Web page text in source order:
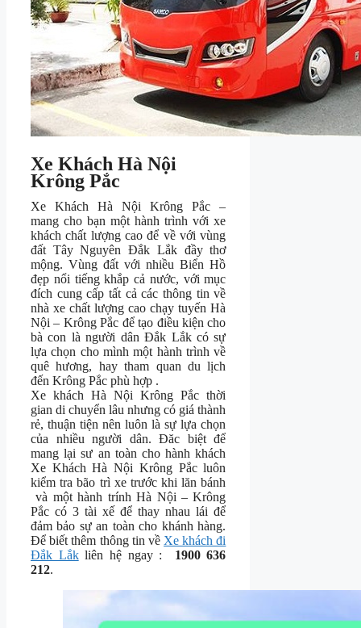
Xe Khách Hà Nội
Krông Pắc
Xe Khách Hà Nội Krông Pắc –
mang cho bạn một hành trình với xe
khách chất lượng cao để về với vùng
đất Tây Nguyên Đắk Lắk đầy thơ
mộng. Vùng đất với nhiều Biển Hồ
đẹp nổi tiếng khắp cả nước, với mục
đích cung cấp tất cả các thông tin về
nhà xe chất lượng cao chạy tuyến Hà
Nội – Krông Pắc để tạo điều kiện cho
bà con là người dân Đắk Lắk có sự
lựa chọn cho mình một hành trình về
quê hương, hay tham quan du lịch
đến Krông Pắc phù hợp .
Xe khách Hà Nội Krông Pắc thời
gian di chuyển lâu nhưng có giá thành
rẻ, thuận tiện nên luôn là sự lựa chọn
của nhiều người dân. Đăc biệt để
mang lại sư an toàn cho hành khách
Xe Khách Hà Nội Krông Pắc luôn
kiểm tra bão trì xe trước khi lăn bánh
và một hành trính Hà Nội – Krông
Pắc có 3 tài xế để thay nhau lái để
đảm bảo sự an toàn cho khánh hàng.
Để biết thêm thông tin về Xe khách đi
Đắk Lắkliên hệ ngay :
1900 636
212.